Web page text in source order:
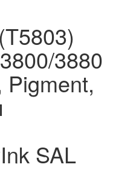
3880
Pigment,
SAL